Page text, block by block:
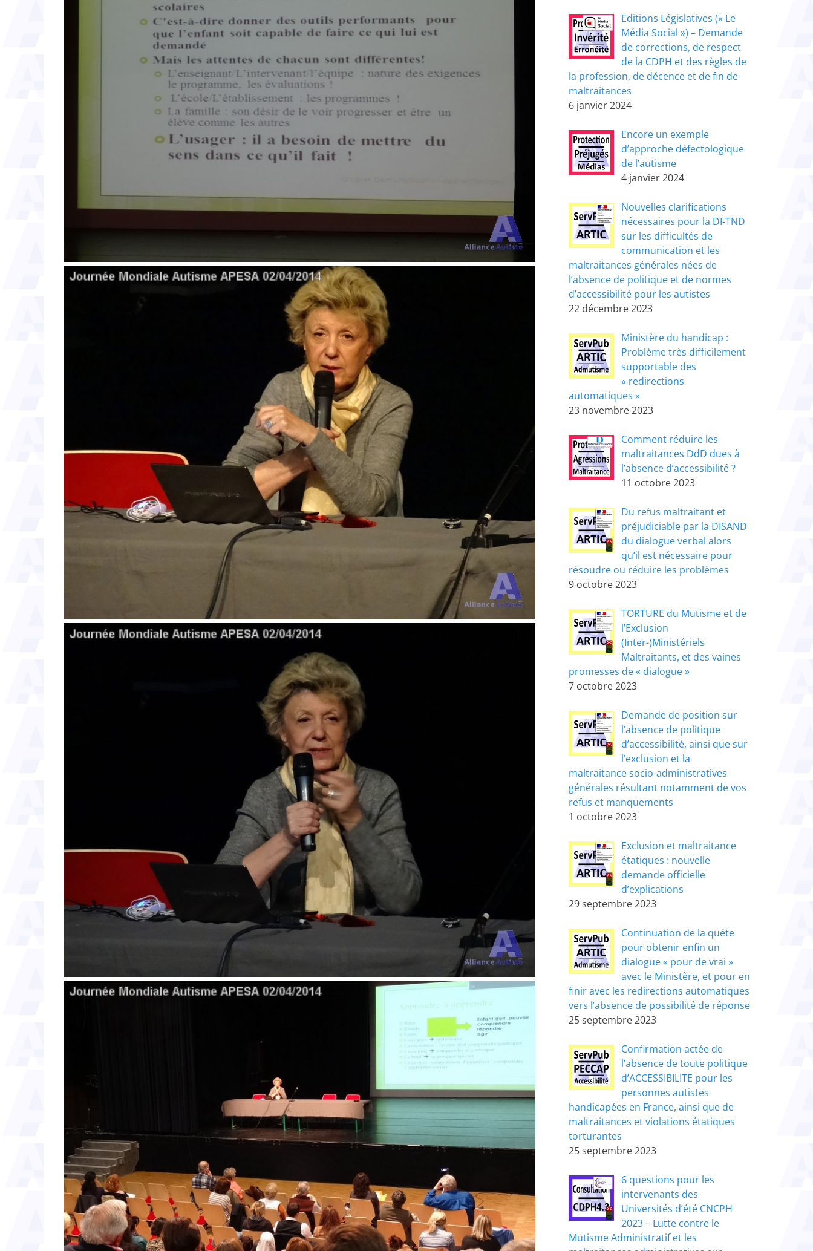
Editions Législatives (« Le
Média Social ») – Demande
de corrections, de respect
de la CDPH et des règles de
la profession, de décence et de fin de
maltraitances
6 janvier 2024
Encore un exemple
d’approche défectologique
de l’autisme
4 janvier 2024
Nouvelles clarifications
nécessaires pour la DI-TND
sur les difficultés de
communication et les
maltraitances générales nées de
l’absence de politique et de normes
d’accessibilité pour les autistes
22 décembre 2023
Ministère du handicap :
Problème très difficilement
supportable des
« redirections
automatiques »
23 novembre 2023
Comment réduire les
maltraitances DdD dues à
l’absence d’accessibilité ?
11 octobre 2023
Du refus maltraitant et
préjudiciable par la DISAND
du dialogue verbal alors
qu’il est nécessaire pour
résoudre ou réduire les problèmes
9 octobre 2023
TORTURE du Mutisme et de
l’Exclusion
(Inter-)Ministériels
Maltraitants, et des vaines
promesses de « dialogue »
7 octobre 2023
Demande de position sur
l’absence de politique
d’accessibilité, ainsi que sur
l’exclusion et la
maltraitance socio-administratives
générales résultant notamment de vos
refus et manquements
1 octobre 2023
Exclusion et maltraitance
étatiques : nouvelle
demande officielle
d’explications
29 septembre 2023
Continuation de la quête
pour obtenir enfin un
dialogue « pour de vrai »
avec le Ministère, et pour en
finir avec les redirections automatiques
vers l’absence de possibilité de réponse
25 septembre 2023
Confirmation actée de
l’absence de toute politique
d’ACCESSIBILITE pour les
personnes autistes
handicapées en France, ainsi que de
maltraitances et violations étatiques
torturantes
25 septembre 2023
6 questions pour les
intervenants des
Universités d’été CNCPH
2023 – Lutte contre le
Mutisme Administratif et les